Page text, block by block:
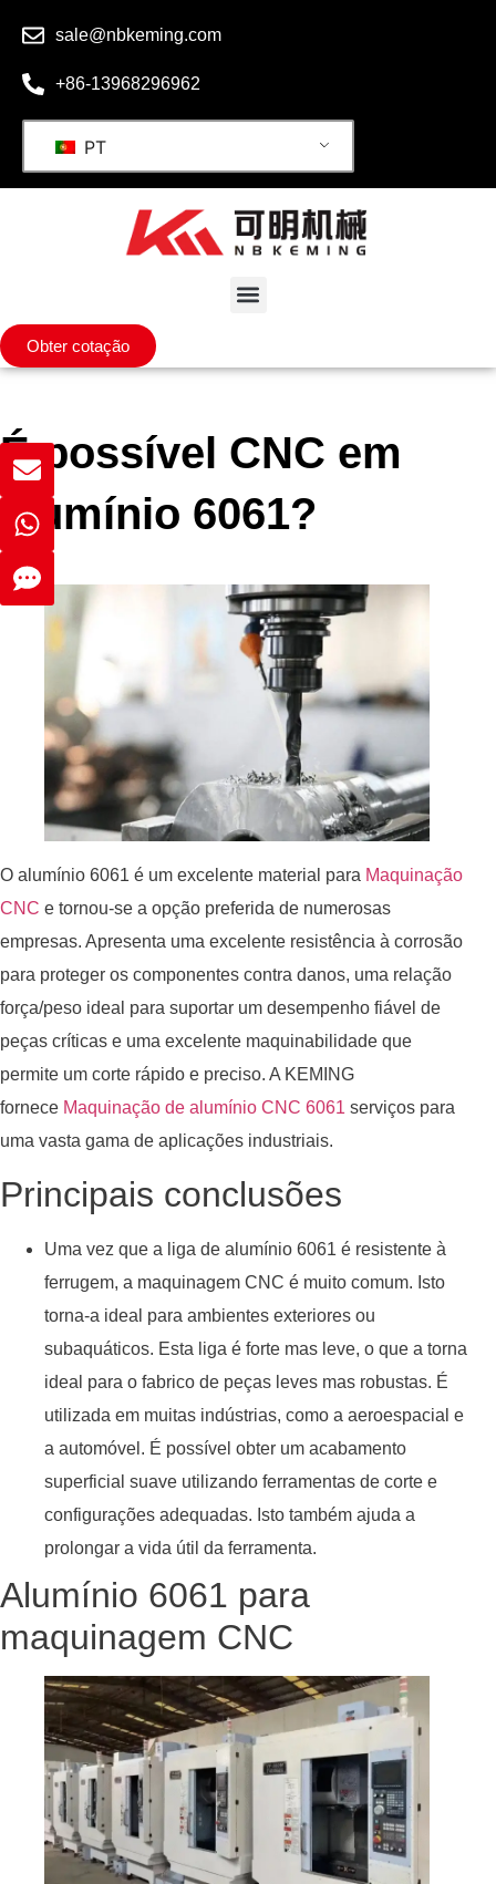
sale@nbkeming.com
+86-13968296962
PT
Obter cotação
É possível CNC em
alumínio 6061?
O alumínio 6061 é um excelente material para Maquinação
CNC e tornou-se a opção preferida de numerosas
empresas. Apresenta uma excelente resistência à corrosão
para proteger os componentes contra danos, uma relação
força/peso ideal para suportar um desempenho fiável de
peças críticas e uma excelente maquinabilidade que
permite um corte rápido e preciso. A KEMING
fornece Maquinação de alumínio CNC 6061 serviços para
uma vasta gama de aplicações industriais.
Principais conclusões
Uma vez que a liga de alumínio 6061 é resistente à
ferrugem, a maquinagem CNC é muito comum. Isto
torna-a ideal para ambientes exteriores ou
subaquáticos. Esta liga é forte mas leve, o que a torna
ideal para o fabrico de peças leves mas robustas. É
utilizada em muitas indústrias, como a aeroespacial e
a automóvel. É possível obter um acabamento
superficial suave utilizando ferramentas de corte e
configurações adequadas. Isto também ajuda a
prolongar a vida útil da ferramenta.
Alumínio 6061 para
maquinagem CNC